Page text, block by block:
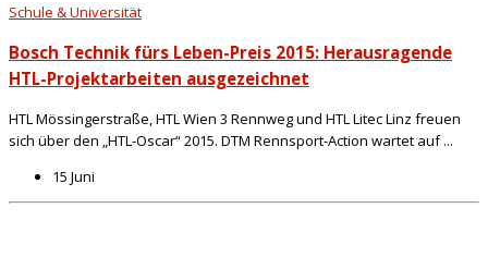
Schule & Universität
Bosch Technik fürs Leben-Preis 2015: Herausragende
HTL-Projektarbeiten ausgezeichnet
HTL Mössingerstraße, HTL Wien 3 Rennweg und HTL Litec Linz freuen
sich über den „HTL-Oscar“ 2015. DTM Rennsport-Action wartet auf ...
15 Juni